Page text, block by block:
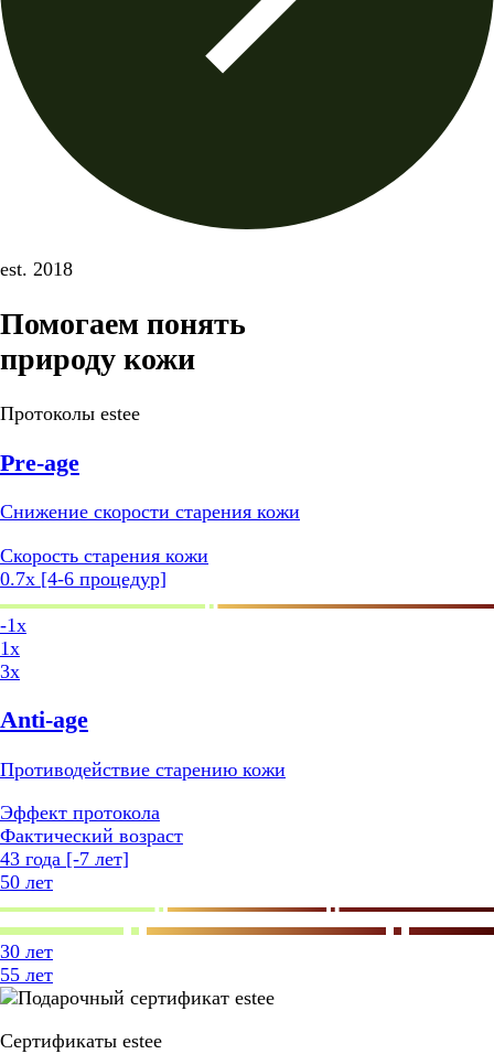
est. 2018
Помогаем понять
природу кожи
Протоколы estee
Pre-age
Снижение скорости старения кожи
Cкорость старения кожи
0.7x [4-6 процедур]
-1x
1x
3x
Anti-age
Противодействие старению кожи
Эффект протокола
Фактический возраст
43 года [-7 лет]
50 лет
30 лет
55 лет
Сертификаты estee